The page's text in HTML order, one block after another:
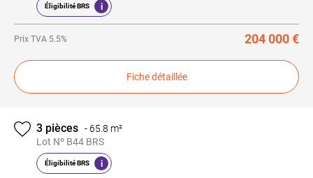
Éligibilité BRS i
Prix TVA 5.5% 204 000 €
Fiche détaillée
3 pièces -65.8 m²
Lot Nº B44 BRS
Éligibilité BRS i